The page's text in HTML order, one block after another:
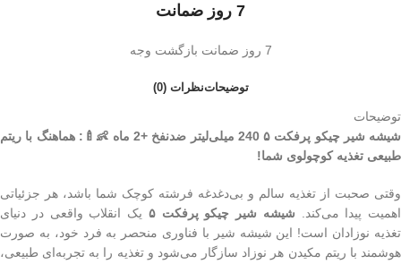
7 روز ضمانت
7 روز ضمانت بازگشت وجه
توضیحاتنظرات (0)
توضیحات
شیشه شیر چیکو پرفکت ۵ 240 میلی‌لیتر ضدنفخ +2 ماه 👶🍼: هماهنگ با ریتم
طبیعی تغذیه کوچولوی شما!
وقتی صحبت از تغذیه سالم و بی‌دغدغه فرشته کوچک شما باشد، هر جزئیاتی
اهمیت پیدا می‌کند. شیشه شیر چیکو پرفکت ۵
یک انقلاب واقعی در دنیای
تغذیه نوزادان است! این شیشه شیر با فناوری منحصر به فرد خود، به صورت
هوشمند با ریتم مکیدن هر نوزاد سازگار می‌شود و تغذیه را به تجربه‌ای طبیعی،